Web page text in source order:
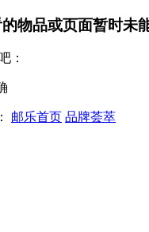
物品或页面暂时未
：
邮乐首页 品牌荟萃